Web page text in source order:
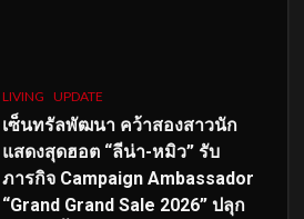
LIVING UPDATE
เซ็นทรัลพัฒนา คว้าสองสาวนัก
แสดงสุดฮอต “ลีน่า-หมิว” รับ
ภารกิจ Campaign Ambassador
“Grand Grand Sale 2026” ปลุก